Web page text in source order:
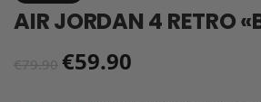
AIR JORDAN 4 RETRO
€79.90 €59.90